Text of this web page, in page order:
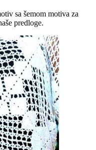
sa šemom motiva za
predloge.